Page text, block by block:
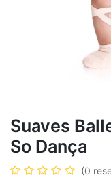
Suaves
So Dança
(0